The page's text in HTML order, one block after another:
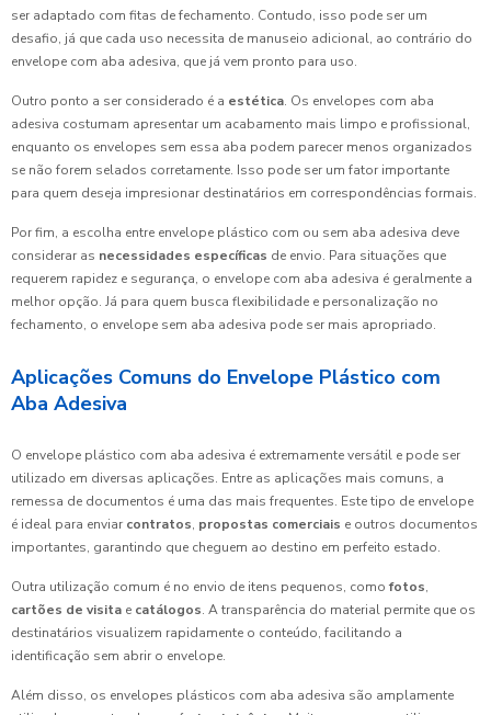
ser adaptado com fitas de fechamento. Contudo, isso pode ser um
desafio, já que cada uso necessita de manuseio adicional, ao contrário do
envelope com aba adesiva, que já vem pronto para uso.
Outro ponto a ser considerado é a estética. Os envelopes com aba
adesiva costumam apresentar um acabamento mais limpo e profissional,
enquanto os envelopes sem essa aba podem parecer menos organizados
se não forem selados corretamente. Isso pode ser um fator importante
para quem deseja impresionar destinatários em correspondências formais.
Por fim, a escolha entre envelope plástico com ou sem aba adesiva deve
considerar as necessidades específicas de envio. Para situações que
requerem rapidez e segurança, o envelope com aba adesiva é geralmente a
melhor opção. Já para quem busca flexibilidade e personalização no
fechamento, o envelope sem aba adesiva pode ser mais apropriado.
Aplicações Comuns do Envelope Plástico com
Aba Adesiva
O envelope plástico com aba adesiva é extremamente versátil e pode ser
utilizado em diversas aplicações. Entre as aplicações mais comuns, a
remessa de documentos é uma das mais frequentes. Este tipo de envelope
é ideal para enviar contratos, propostas comerciais e outros documentos
importantes, garantindo que cheguem ao destino em perfeito estado.
Outra utilização comum é no envio de itens pequenos, como fotos,
cartões de visita e catálogos. A transparência do material permite que os
destinatários visualizem rapidamente o conteúdo, facilitando a
identificação sem abrir o envelope.
Além disso, os envelopes plásticos com aba adesiva são amplamente